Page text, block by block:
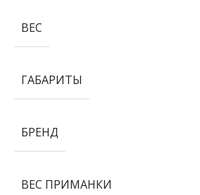
ВЕС
ГАБАРИТЫ
БРЕНД
ВЕС ПРИМАНКИ